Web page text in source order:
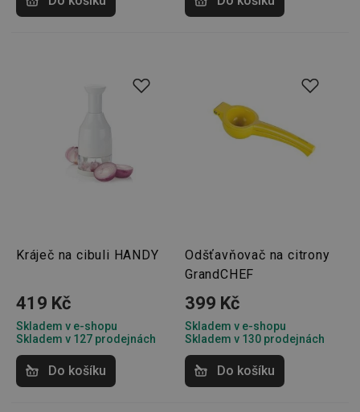
Kráječ na cibuli HANDY
419 Kč
Skladem v e-shopu
Skladem v 127 prodejnách
Do košíku
Odšťavňovač na citrony
GrandCHEF
399 Kč
Skladem v e-shopu
Skladem v 130 prodejnách
Do košíku